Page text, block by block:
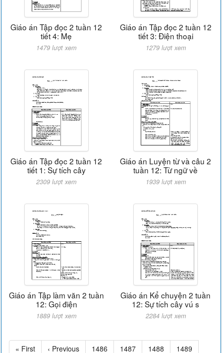
Giáo án Tập đọc 2 tuần 12
tiết 4: Mẹ
1479 lượt xem
Giáo án Tập đọc 2 tuần 12
tiết 3: Điện thoại
1279 lượt xem
Giáo án Tập đọc 2 tuần 12
tiết 1: Sự tích cây
2309 lượt xem
Giáo án Luyện từ và câu 2
tuần 12: Từ ngữ về
1939 lượt xem
Giáo án Tập làm văn 2 tuần
12: Gọi điện
1889 lượt xem
Giáo án Kể chuyện 2 tuần
12: Sự tích cây vú s
2284 lượt xem
« First ‹ Previous 1486 1487 1488 1489